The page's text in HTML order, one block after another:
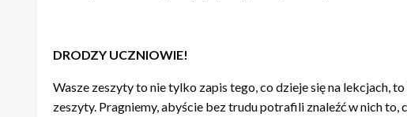
DRODZY UCZNIOWIE!
Wasze zeszyty to nie tylko zapis tego, co dzieje się na lekcjach,
zeszyty. Pragniemy, abyście bez trudu potrafili znaleźć w nich